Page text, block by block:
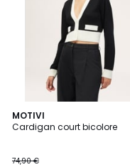
MOTIVI
Cardigan court bicolore
74,90 €